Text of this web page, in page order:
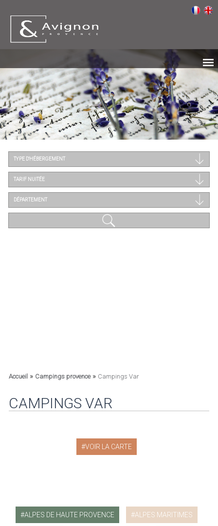
TYPE D'HÉBERGEMENT
TARIF NUITÉE
DÉPARTEMENT
Accueil» Campings provence» Campings Var
CAMPINGS VAR
VOIR LA CARTE
ALPES DE HAUTE PROVENCE ALPES MARITIMES